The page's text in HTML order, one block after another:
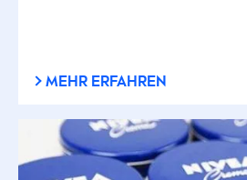
MEHR ERFAHREN